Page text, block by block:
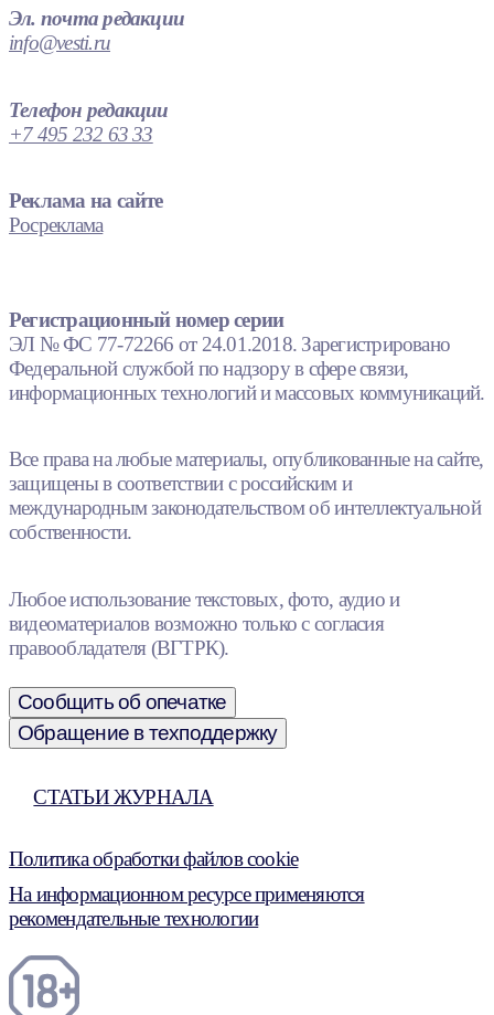
Эл. почта редакции
info@vesti.ru
Телефон редакции
+7 495 232 63 33
Реклама на сайте
Росреклама
Регистрационный номер серии
ЭЛ № ФС 77-72266 от 24.01.2018. Зарегистрировано
Федеральной службой по надзору в сфере связи,
информационных технологий и массовых коммуникаций.
Все права на любые материалы, опубликованные на сайте,
защищены в соответствии с российским и
международным законодательством об интеллектуальной
собственности.
Любое использование текстовых, фото, аудио и
видеоматериалов возможно только с согласия
правообладателя (ВГТРК).
Сообщить об опечатке
Обращение в техподдержку
СТАТЬИ ЖУРНАЛА
Политика обработки файлов cookie
На информационном ресурсе применяются
рекомендательные технологии